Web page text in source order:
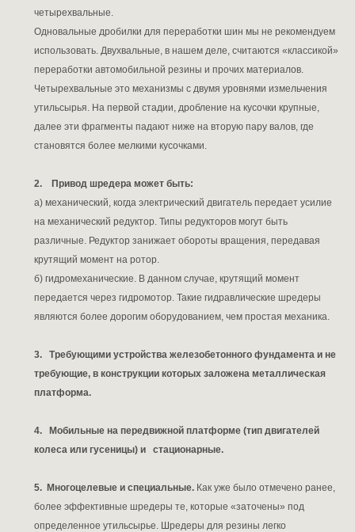
четырехвальные.
Одновальные дробилки для переработки шин мы не рекомендуем
использовать. Двухвальные, в нашем деле, считаются «классикой»
переработки автомобильной резины и прочих материалов.
Четырехвальные это механизмы с двумя уровнями измельчения
утильсырья. На первой стадии, дробление на кусочки крупные,
далее эти фрагменты падают ниже на вторую пару валов, где
становятся более мелкими кусочками.
2. Привод шредера может быть:
а) механический, когда электрический двигатель передает усилие
на механический редуктор. Типы редукторов могут быть
различные. Редуктор занижает обороты вращения, передавая
крутящий момент на ротор.
б) гидромеханические. В данном случае, крутящий момент
передается через гидромотор. Такие гидравлические шредеры
являются более дорогим оборудованием, чем простая механика.
3. Требующими устройства железобетонного фундамента и не
требующие, в конструкции которых заложена металлическая
платформа.
4. Мобильные на передвижной платформе (тип двигателей
колеса или гусеницы) и стационарные.
5. Многоцелевые и специальные. Как уже было отмечено ранее,
более эффективные шредеры те, которые «заточены» под
определенное утильсырье. Шредеры для резины легко